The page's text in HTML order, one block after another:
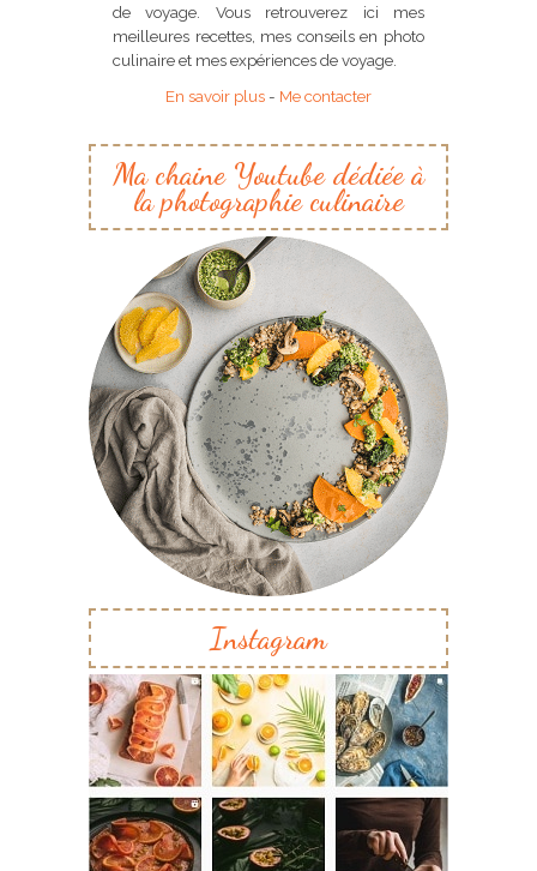
de voyage. Vous retrouverez ici mes
meilleures recettes, mes conseils en photo
culinaire et mes expériences de voyage.
En savoir plus - Me contacter
Ma chaine Youtube dédiée à
la photographie culinaire
Instagram